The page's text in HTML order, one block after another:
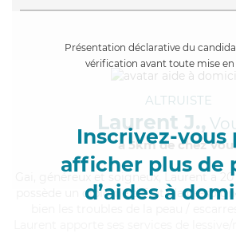
Présentation déclarative du
vérification avant toute mise
Inscrivez-vous
afficher plus de
d’aides à
ALTRUISTE
Laurent J.,
à 5km de chez
, généreux et soigneux, Laurent a 20
possède un diplôme d'Etat d'aide-